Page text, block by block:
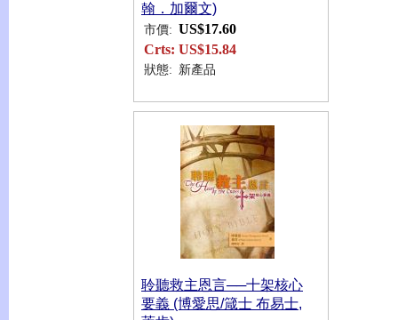
翰．加爾文)
市價: US$17.60
Crts: US$15.84
狀態: 新產品
聆聽救主恩言──十架核心
要義 (博愛思/箴士 布易士,